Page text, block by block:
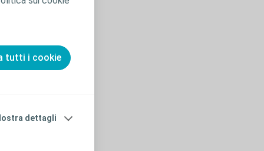
tutti i cookie
dettagli